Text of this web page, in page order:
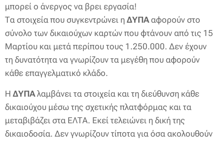
μπορεί ο άνεργος να βρει εργασία!
Τα στοιχεία που συγκεντρώνει η ΔΥΠΑαφορούν στο
σύνολο των δικαιούχων καρτών που φτάνουν από τις 15
Μαρτίου και μετά περίπου τους 1.250.000. Δεν έχουν
τη δυνατότητα να γνωρίζουν τα μεγέθη που αφορούν
κάθε επαγγελματικό κλάδο.
Η ΔΥΠΑλαμβάνει τα στοιχεία και τη διεύθυνση κάθε
δικαιούχου μέσω της σχετικής πλατφόρμας και τα
μεταβιβάζει στα ΕΛΤΑ. Εκεί τελειώνει η δική της
δικαιοδοσία. Δεν γνωρίζουν τίποτα για όσα ακολουθούν